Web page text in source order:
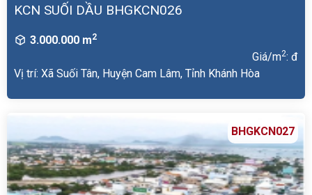
KCN SUỐI DẦU BHGKCN026
3.000.000 m2
Giá/m2: đ
Vị trí: Xã Suối Tân, Huyện Cam Lâm, Tỉnh Khánh Hòa
BHGKCN027